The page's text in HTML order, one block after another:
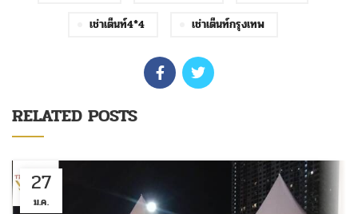
เช่าเต็นท์4*4
เช่าเต็นท์กรุงเทพ
RELATED POSTS
27
ม.ค.